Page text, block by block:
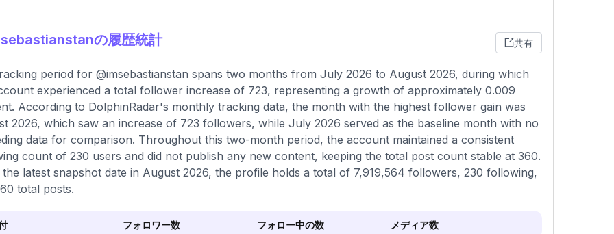
の履歴統計 共有
period for @imsebastianstan spans two months from July 2026 to August 2026, during which
experienced a total follower increase of 723, representing a growth of approximately 0.009
According to DolphinRadar's monthly tracking data, the month with the highest follower gain was
2026, which saw an increase of 723 followers, while July 2026 served as the baseline month with no
data for comparison. Throughout this two-month period, the account maintained a consistent
count of 230 users and did not publish any new content, keeping the total post count stable at 360.
latest snapshot date in August 2026, the profile holds a total of 7,919,564 followers, 230 following,
total posts.
フォロワー数 フォロー中の数 メディア数